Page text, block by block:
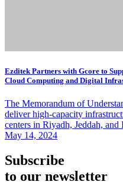
Ezditek Partners with Gcore to
Cloud Computing and Digital
The Memorandum of
deliver high-capacity
centers in Riyadh, Jeddah, and
May 14, 2024
Subscribe
to our newsletter